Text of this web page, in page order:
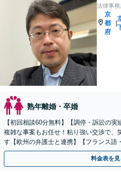
法律事
京
都
府
熟年離婚・卒婚
【初回相談60分無料】【調停・訴訟の
複雑な事案もお任せ！粘り強い交渉で、
す【欧州の弁護士と連携】【フランス語
グ条約案件も円滑に支援【休日・夜間対
料金表を見